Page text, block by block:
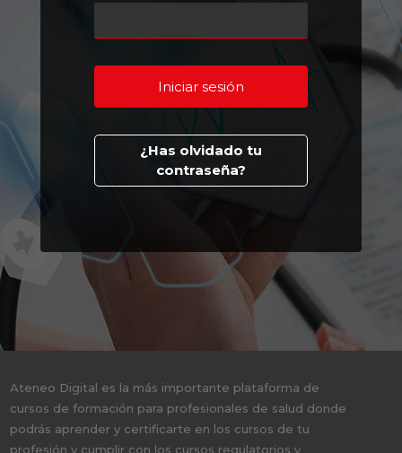
¿Has olvidado tu
contraseña?
Ateneo Digital es la más importante plataforma de
cursos de formación para profesionales de salud donde
podrás aprender y certificarte en los cursos de tu
profesión y cumplir con los cursos regulatorios y